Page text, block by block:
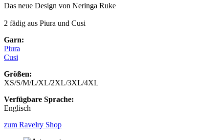
Das neue Design von Neringa Ruke
2 fädig aus Piura und Cusi
Garn:
Piura
Cusi
Größen:
XS/S/M/L/XL/2XL/3XL/4XL
Verfügbare Sprache:
Englisch
zum Ravelry Shop